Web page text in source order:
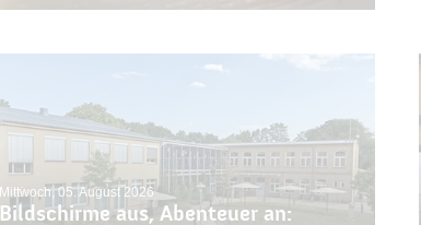
Mittwoch, 05. August 2026
Bildschirme aus, Abenteuer an: